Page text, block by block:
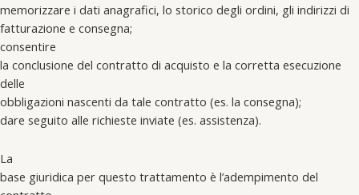
memorizzare i dati anagrafici, lo storico degli ordini, gli indirizzi di
fatturazione e consegna;
consentire
la conclusione del contratto di acquisto e la corretta esecuzione
delle
obbligazioni nascenti da tale contratto (es. la consegna);
dare seguito alle richieste inviate (es. assistenza).
La
base giuridica per questo trattamento è l’adempimento del